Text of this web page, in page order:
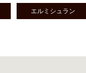
エルミシュラン